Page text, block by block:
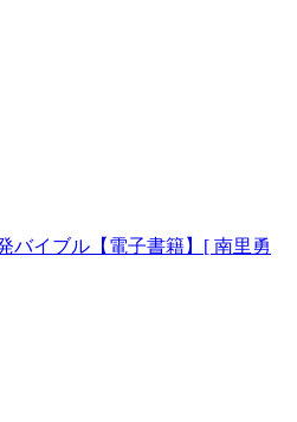
イブル【電子書籍】[ 南里勇